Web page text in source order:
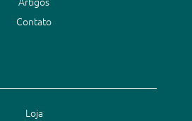
Contato
Loja